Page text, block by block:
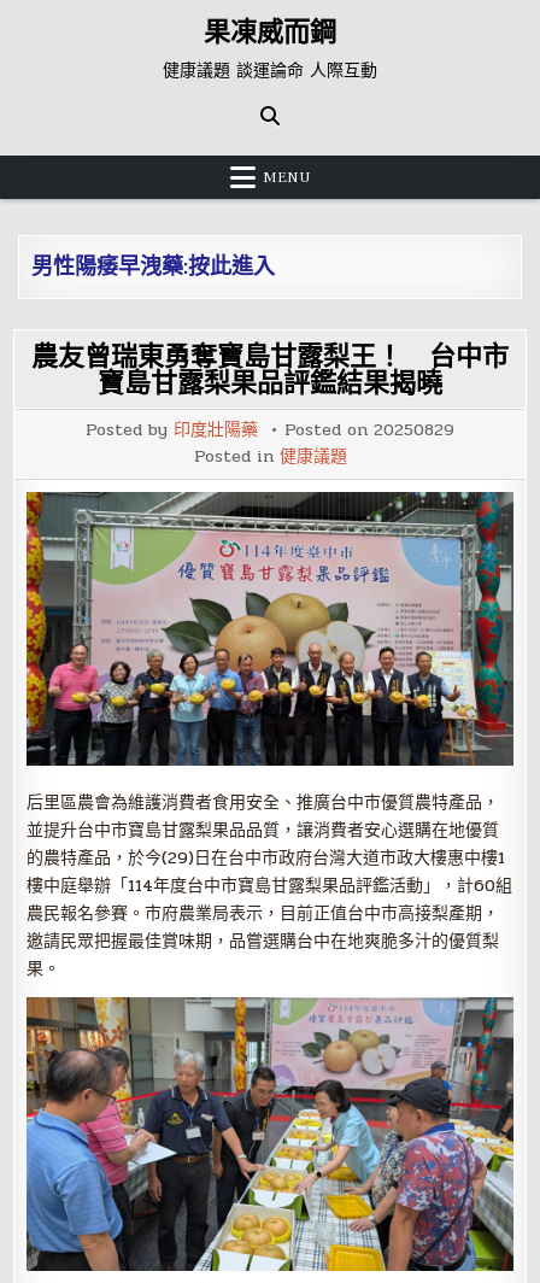
果凍威而鋼
健康議題 談運論命 人際互動
MENU
男性陽痿早洩藥:按此進入
農友曾瑞東勇奪寶島甘露梨王！ 台中市
寶島甘露梨果品評鑑結果揭曉
Posted by 印度壯陽藥 Posted on 20250829
Posted in 健康議題
后里區農會為維護消費者食用安全、推廣台中市優質農特產品，
並提升台中市寶島甘露梨果品品質，讓消費者安心選購在地優質
的農特產品，於今(29)日在台中市政府台灣大道市政大樓惠中樓1
樓中庭舉辦「114年度台中市寶島甘露梨果品評鑑活動」，計60組
農民報名參賽。市府農業局表示，目前正值台中市高接梨產期，
邀請民眾把握最佳賞味期，品嘗選購台中在地爽脆多汁的優質梨
果。